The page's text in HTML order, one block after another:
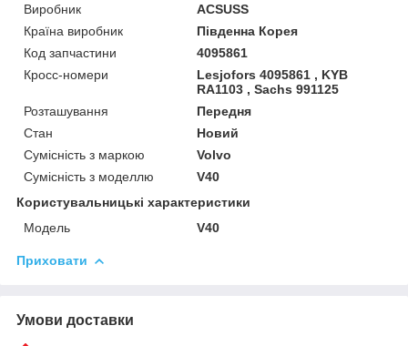
Виробник
ACSUSS
Країна виробник
Південна Корея
Код запчастини
4095861
Кросс-номери
Lesjofors 4095861 , KYB
RA1103 , Sachs 991125
Розташування
Передня
Стан
Новий
Сумісність з маркою
Volvo
Сумісність з моделлю
V40
Користувальницькі характеристики
Мoдель
V40
Приховати
Умови доставки